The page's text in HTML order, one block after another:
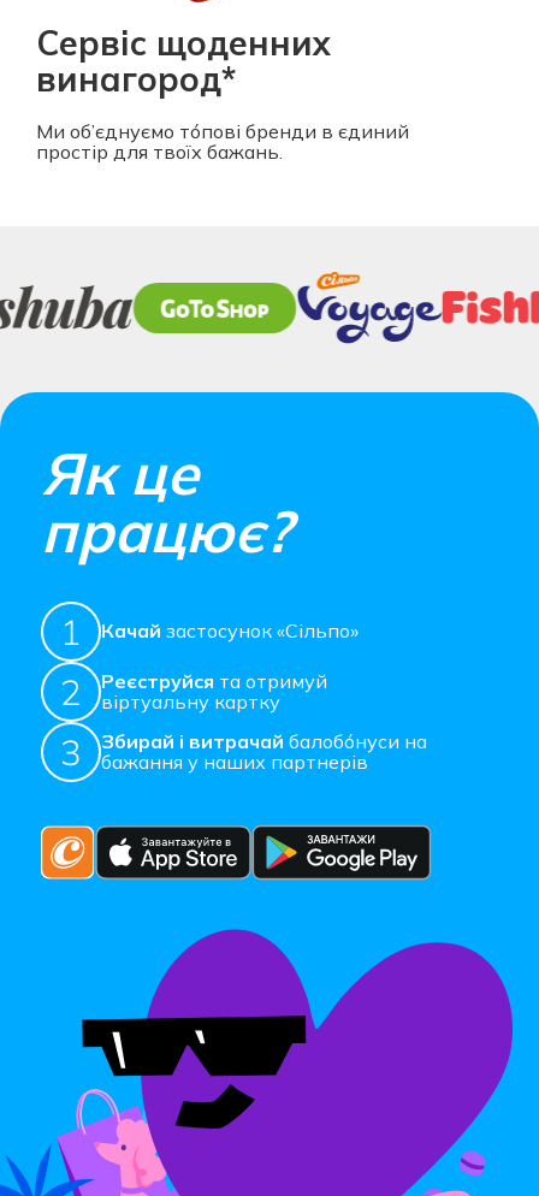
Сервіс щоденних
винагород*
Ми об’єднуємо тóпові бренди в єдиний
простір для твоїх бажань.
Як це
працює?
Качай застосунок «Сільпо»
Реєструйся та отримуй
віртуальну картку
Збирай і витрачай балобóнуси на
бажання у наших партнерів